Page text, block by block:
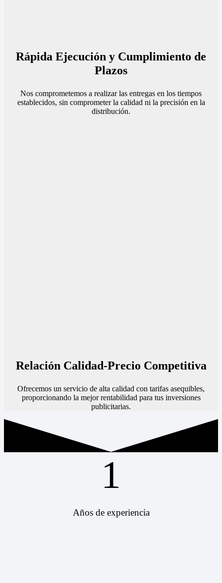
Rápida Ejecución y Cumplimiento de
Plazos
Nos comprometemos a realizar las entregas en los tiempos
establecidos, sin comprometer la calidad ni la precisión en la
distribución.
Relación Calidad-Precio Competitiva
Ofrecemos un servicio de alta calidad con tarifas asequibles,
proporcionando la mejor rentabilidad para tus inversiones
publicitarias.
1
Años de experiencia